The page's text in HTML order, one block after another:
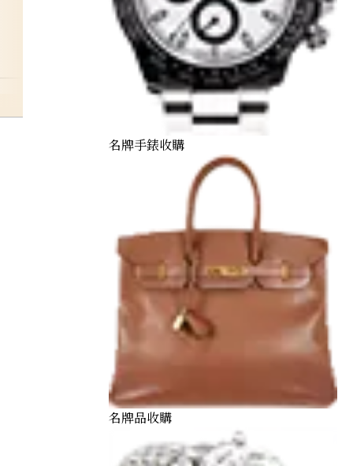
daiya-1carat
名牌手錶收購
名牌品收購